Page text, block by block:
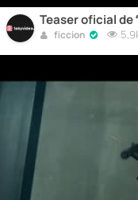
Teaser oficial de
ficcion